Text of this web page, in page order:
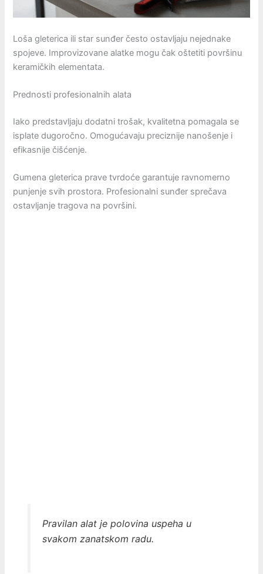
Loša gleterica ili star sunđer često ostavljaju nejednake
spojeve. Improvizovane alatke mogu čak oštetiti površinu
keramičkih elementata.
Prednosti profesionalnih alata
Iako predstavljaju dodatni trošak, kvalitetna pomagala se
isplate dugoročno. Omogućavaju preciznije nanošenje i
efikasnije čišćenje.
Gumena gleterica prave tvrdoće garantuje ravnomerno
punjenje svih prostora. Profesionalni sunđer sprečava
ostavljanje tragova na površini.
Pravilan alat je polovina uspeha u
svakom zanatskom radu.